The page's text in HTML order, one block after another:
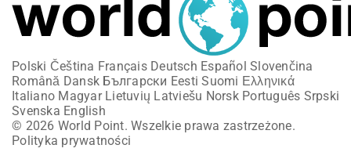
Polski Čeština Français Deutsch Español Slovenčina
Română Dansk Български Eesti Suomi Ελληνικά
Italiano Magyar Lietuvių Latviešu Norsk Português Srpski
Svenska English
© 2026 World Point. Wszelkie prawa zastrzeżone.
Polityka prywatności